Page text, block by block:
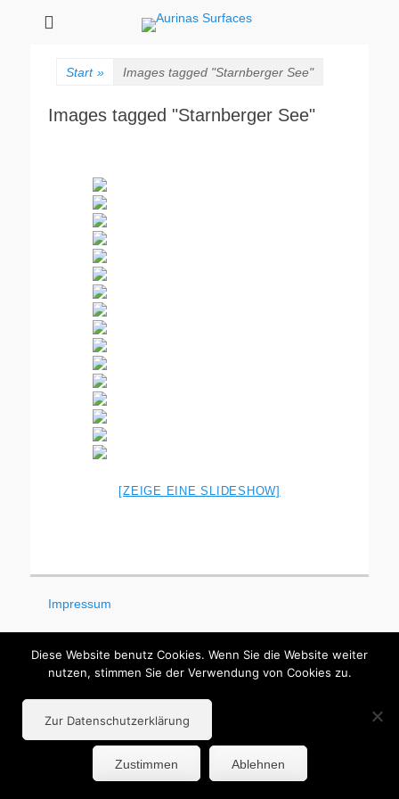
Aurinas Surfaces
Oberflächen Manufaktur
Start » Images tagged "Starnberger See"
Images tagged "Starnberger See"
[ZEIGE EINE SLIDESHOW]
Impressum
Datenschutzerklärung
AGB
Diese Website benutz Cookies. Wenn Sie die Website weiter
nutzen, stimmen Sie der Verwendung von Cookies zu.
Zur Datenschutzerklärung
Zustimmen Ablehnen